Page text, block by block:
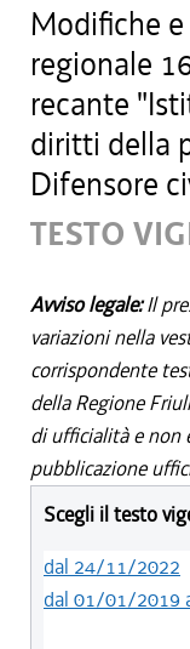
Modifiche
regionale
recante
diritti della
Difensore
TESTO
Avviso legale:Il
variazioni nella
corrispondente
della Regione
di ufficialità e non
pubblicazione
Scegli il testo
dal 24/11/2022
dal 01/01/2019